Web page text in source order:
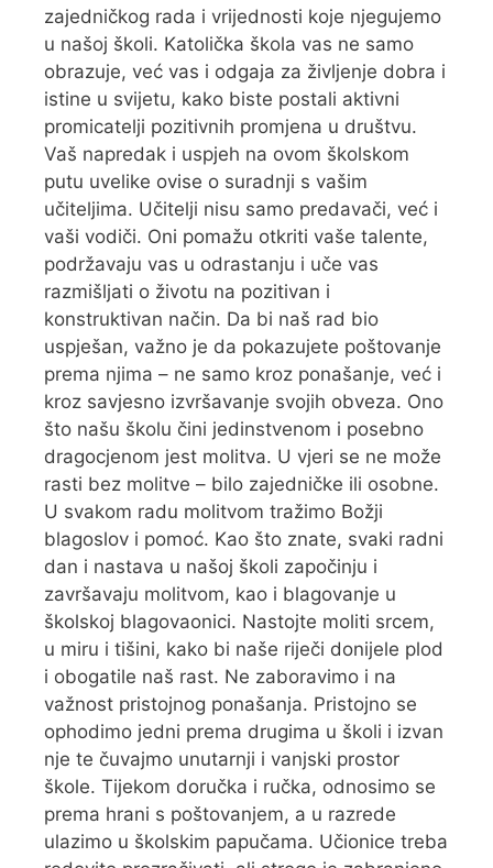
zajedničkog rada i vrijednosti koje njegujemo
u našoj školi. Katolička škola vas ne samo
obrazuje, već vas i odgaja za življenje dobra i
istine u svijetu, kako biste postali aktivni
promicatelji pozitivnih promjena u društvu.
Vaš napredak i uspjeh na ovom školskom
putu uvelike ovise o suradnji s vašim
učiteljima. Učitelji nisu samo predavači, već i
vaši vodiči. Oni pomažu otkriti vaše talente,
podržavaju vas u odrastanju i uče vas
razmišljati o životu na pozitivan i
konstruktivan način. Da bi naš rad bio
uspješan, važno je da pokazujete poštovanje
prema njima – ne samo kroz ponašanje, već i
kroz savjesno izvršavanje svojih obveza. Ono
što našu školu čini jedinstvenom i posebno
dragocjenom jest molitva. U vjeri se ne može
rasti bez molitve – bilo zajedničke ili osobne.
U svakom radu molitvom tražimo Božji
blagoslov i pomoć. Kao što znate, svaki radni
dan i nastava u našoj školi započinju i
završavaju molitvom, kao i blagovanje u
školskoj blagovaonici. Nastojte moliti srcem,
u miru i tišini, kako bi naše riječi donijele plod
i obogatile naš rast. Ne zaboravimo i na
važnost pristojnog ponašanja. Pristojno se
ophodimo jedni prema drugima u školi i izvan
nje te čuvajmo unutarnji i vanjski prostor
škole. Tijekom doručka i ručka, odnosimo se
prema hrani s poštovanjem, a u razrede
ulazimo u školskim papučama. Učionice treba